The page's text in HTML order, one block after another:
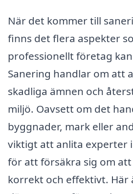
När det kommer till
finns det flera aspekter
professionellt företag
Sanering handlar om att
skadliga ämnen och
miljö. Oavsett om det
byggnader, mark eller
viktigt att anlita experter
för att försäkra sig om
korrekt och effektivt. Här